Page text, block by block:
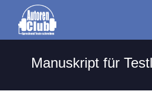
Manuskript für